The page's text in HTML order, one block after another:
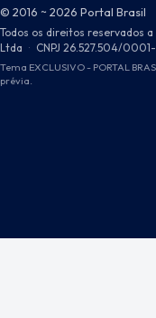
© 2016 ~ 2026 Portal Brasil
Todos os direitos reservados
Ltda · CNPJ 26.527.504/
Tema EXCLUSIVO - PORTAL
prévia.